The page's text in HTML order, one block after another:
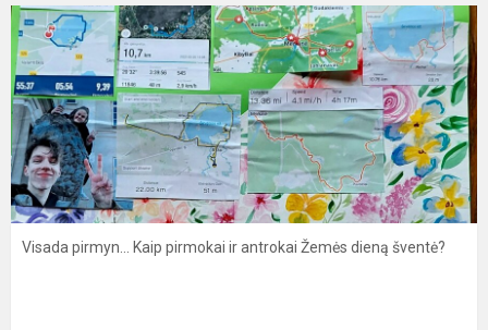
Visada pirmyn... Kaip pirmokai ir antrokai Žemės dieną šventė?